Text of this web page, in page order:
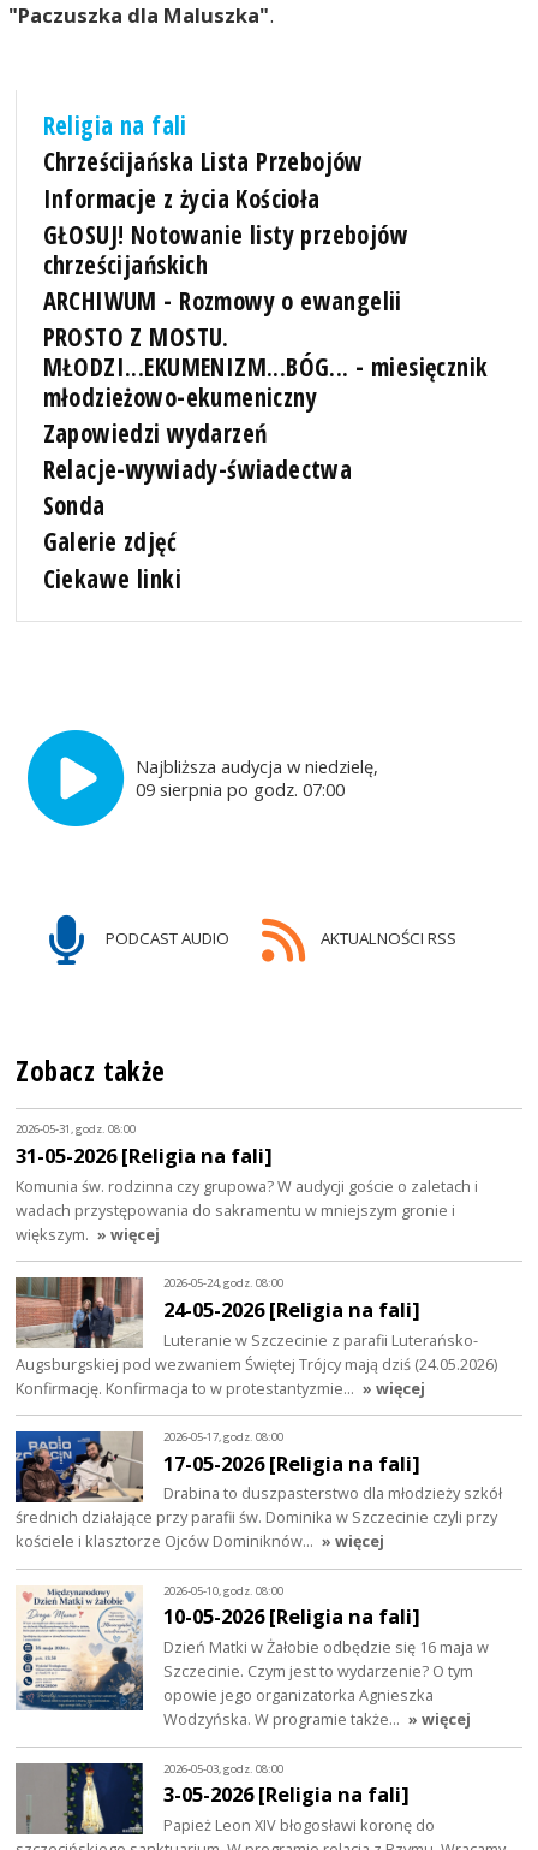
"Paczuszka dla Maluszka".
Religia na fali
Chrześcijańska Lista Przebojów
Informacje z życia Kościoła
GŁOSUJ! Notowanie listy przebojów
chrześcijańskich
ARCHIWUM - Rozmowy o ewangelii
PROSTO Z MOSTU.
MŁODZI...EKUMENIZM...BÓG... - miesięcznik
młodzieżowo-ekumeniczny
Zapowiedzi wydarzeń
Relacje-wywiady-świadectwa
Sonda
Galerie zdjęć
Ciekawe linki
Najbliższa audycja w niedzielę,
09 sierpnia po godz. 07:00
PODCAST AUDIO AKTUALNOŚCI RSS
Zobacz także
2026-05-31, godz. 08:00
31-05-2026 [Religia na fali]
Komunia św. rodzinna czy grupowa? W audycji goście o zaletach i
wadach przystępowania do sakramentu w mniejszym gronie i
większym. » więcej
2026-05-24, godz. 08:00
24-05-2026 [Religia na fali]
Luteranie w Szczecinie z parafii Luterańsko-
Augsburgskiej pod wezwaniem Świętej Trójcy mają dziś (24.05.2026)
Konfirmację. Konfirmacja to w protestantyzmie… » więcej
2026-05-17, godz. 08:00
17-05-2026 [Religia na fali]
Drabina to duszpasterstwo dla młodzieży szkół
średnich działające przy parafii św. Dominika w Szczecinie czyli przy
kościele i klasztorze Ojców Dominiknów… » więcej
2026-05-10, godz. 08:00
10-05-2026 [Religia na fali]
Dzień Matki w Żałobie odbędzie się 16 maja w
Szczecinie. Czym jest to wydarzenie? O tym
opowie jego organizatorka Agnieszka
Wodzyńska. W programie także… » więcej
2026-05-03, godz. 08:00
3-05-2026 [Religia na fali]
Papież Leon XIV błogosławi koronę do